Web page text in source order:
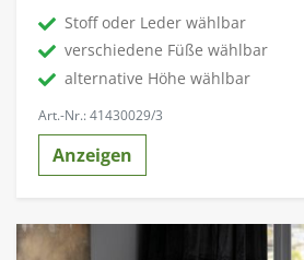
Stoff oder Leder wählbar
verschiedene Füße wählbar
alternative Höhe wählbar
Art.-Nr.: 41430029/3
Anzeigen